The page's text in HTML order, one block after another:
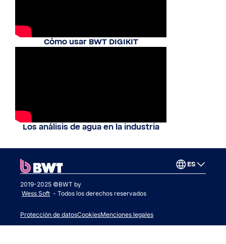
Cómo usar BWT DIGIKIT
Los análisis de agua en la industria
ES
2019-2025 ©BWT by
Wess Soft - Todos los derechos reservados
Protección de datosCookiesMenciones legales